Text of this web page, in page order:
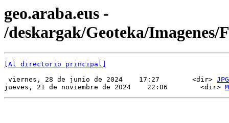
geo.araba.eus -
/deskargak/Geoteka/Imagenes/
[Al directorio principal]
viernes, 28 de junio de 2024    17:27        <dir> JPG
jueves, 21 de noviembre de 2024    22:06        <dir>